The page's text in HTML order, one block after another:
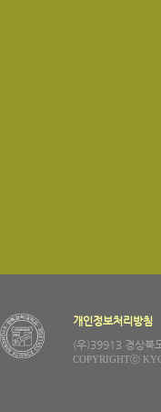
개인정보처리방침
(우)39913 경상북
COPYRIGHTⓒ